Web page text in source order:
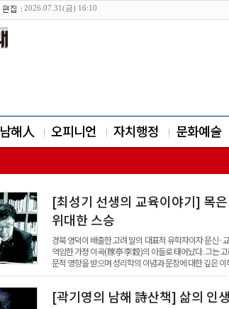
2026.07.31(금) 16:10
남해人 오피니언 자치행정 문화예술
[최성기 선생의 교육이야기] 목
위대한 스승
경북 영덕이 배출한 고려 말의 대표적 유학자이자 문
역임한 가정 이곡(稼亭 李穀)의 아들로 태어났다. 그는
문적 영향을 받으며 성리학의 이념과 문장에 대한 깊은
[곽기영의 남해 詩산책] 삶의 인